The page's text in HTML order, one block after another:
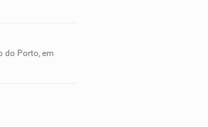
do Porto, em